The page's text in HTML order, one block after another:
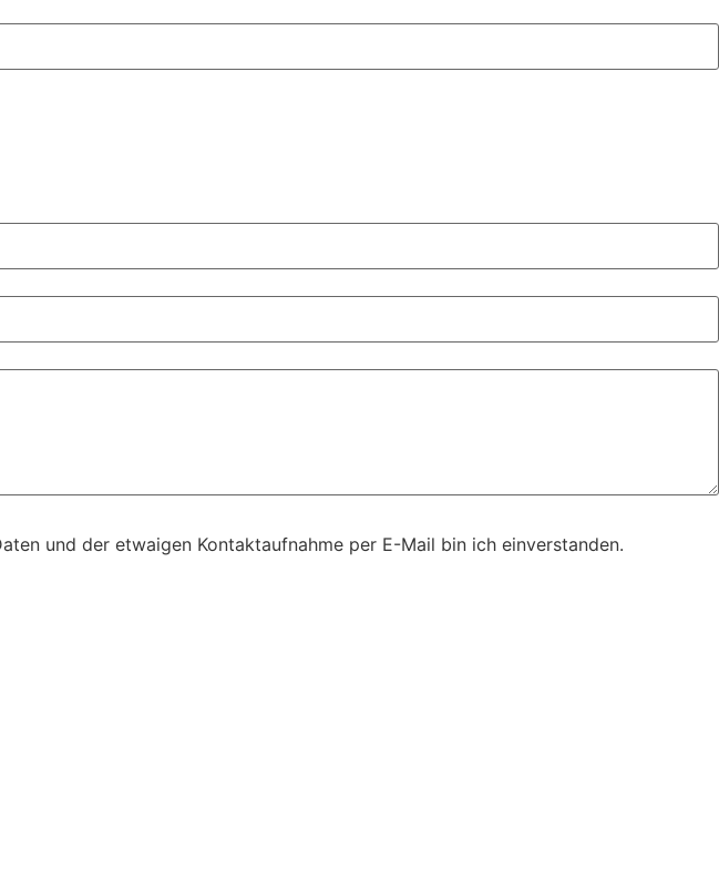
und der etwaigen Kontaktaufnahme per E-Mail bin ich einverstanden.